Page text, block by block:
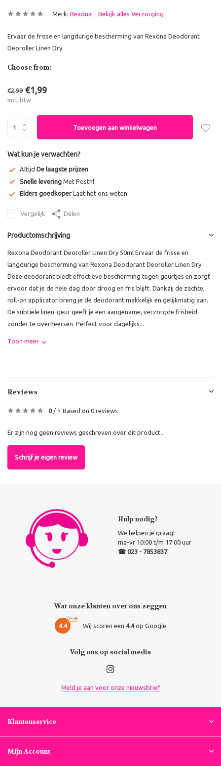
Merk: Rexona Bekijk alles Verzorging
Ervaar de frisse en langdurige bescherming van Rexona Deodorant
Deoroller Linen Dry.
Choose from:
€2,99 €1,99
Incl. btw
Toevoegen aan winkelwagen
Wat kun je verwachten?
Altijd De laagste prijzen
Snelle levering Met Postnl
Elders goedkoper Laat het ons weten
Vergelijk Delen
Productomschrijving
Rexona Deodorant Deoroller Linen Dry 50ml Ervaar de frisse en
langdurige bescherming van Rexona Deodorant Deoroller Linen Dry.
Deze deodorant biedt effectieve bescherming tegen geurtjes en zorgt
ervoor dat je de hele dag door droog en fris blijft. Dankzij de zachte,
roll-on applicator breng je de deodorant makkelijk en gelijkmatig aan.
De subtiele linen-geur geeft je een aangename, verzorgde frisheid
zonder te overheersen. Perfect voor dagelijks...
Toon meer
Reviews
0/ 5 Based on 0 reviews
Er zijn nog geen reviews geschreven over dit product..
Schrijf je eigen review
Hulp nodig?
We helpen je graag!
ma-vr 10:00 t/m 17:00 uur
☎ 023 - 7853837
Wat onze klanten over ons zeggen
4.4 Wij scoren een 4.4op Google
Volg ons op social media
Meld je aan voor onze nieuwsbrief
Klantenservice
Mijn Account